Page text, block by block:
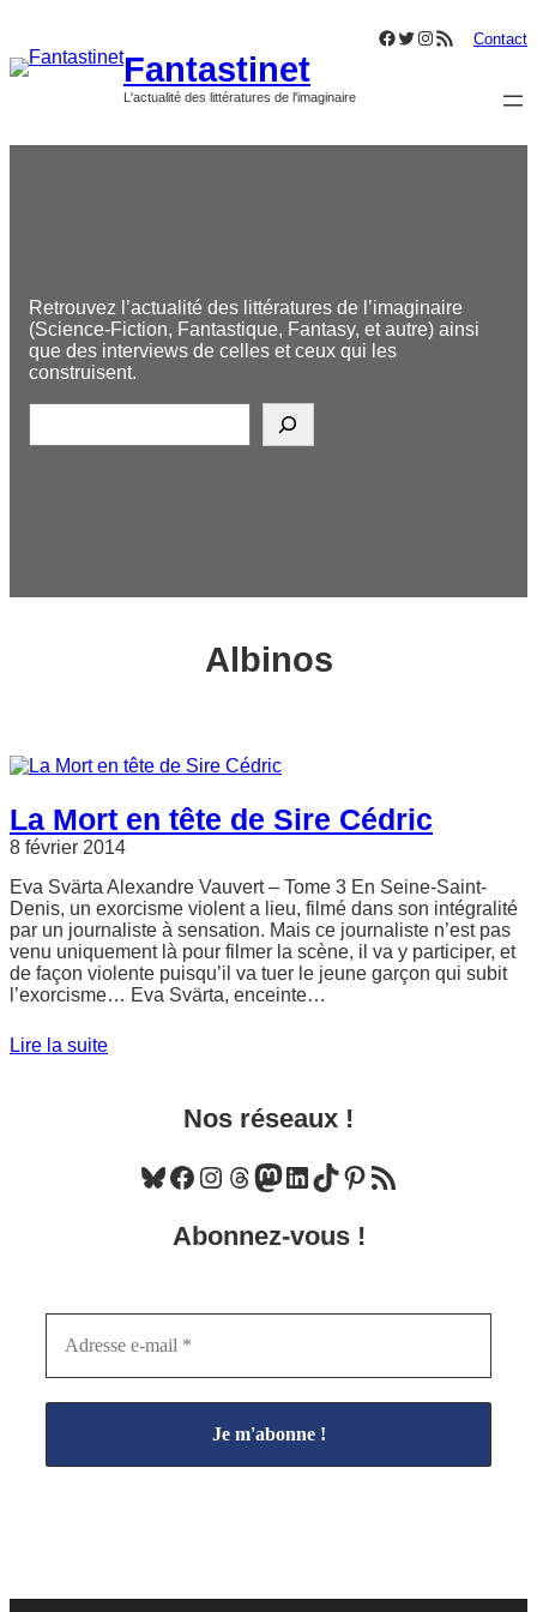
contenu
Fantastinet
L'actualité des littératures de l'imaginaire
Facebook
Twitter
Instagram
Flux RSSContact
Retrouvez l’actualité des littératures de l’imaginaire
(Science-Fiction, Fantastique, Fantasy, et autre) ainsi
que des interviews de celles et ceux qui les
construisent.
Albinos
La Mort en tête de Sire Cédric
8 février 2014
Eva Svärta Alexandre Vauvert – Tome 3 En Seine-Saint-
Denis, un exorcisme violent a lieu, filmé dans son intégralité
par un journaliste à sensation. Mais ce journaliste n’est pas
venu uniquement là pour filmer la scène, il va y participer, et
de façon violente puisqu’il va tuer le jeune garçon qui subit
l’exorcisme… Eva Svärta, enceinte…
Lire la suite
Nos réseaux !
Bluesky Facebook Instagram Threads Mastodon LinkedIn TikTok Pinterest Flux RSS
Abonnez-vous !